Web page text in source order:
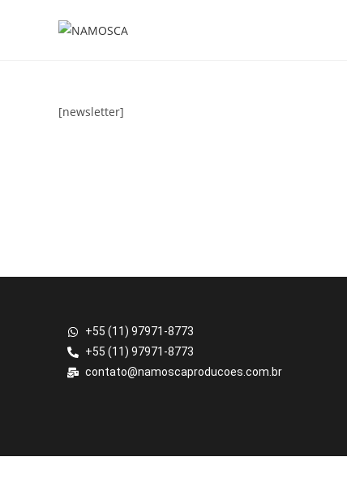
[newsletter]
+55 (11) 97971-8773
+55 (11) 97971-8773
contato@namoscaproducoes.com.br